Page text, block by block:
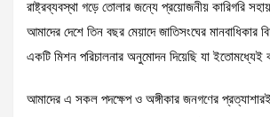
রাষ্ট্রব্যবস্থা গড়ে তোলার জন্যে প্রয়োজনীয় কারিগরি
আমাদের দেশে তিন বছর মেয়াদে জাতিসংঘের মানবাধিকার
একটি মিশন পরিচালনার অনুমোদন দিয়েছি যা ইতোমধ্যেই
আমাদের এ সকল পদক্ষেপ ও অঙ্গীকার জনগণের